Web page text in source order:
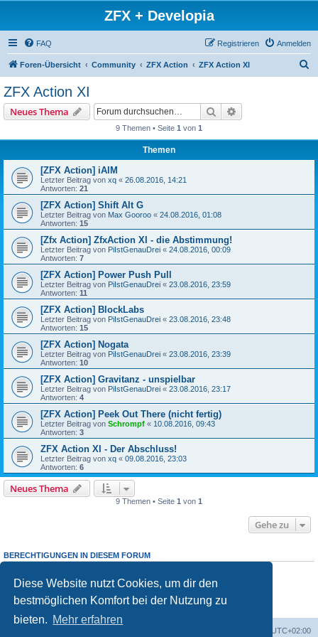
Diese Website nutzt Cookies, um dir den
bestmöglichen Komfort bei der Nutzung zu
bieten. Mehr erfahren
ZFX + Developia
FAQ Anmelden
Registrieren
Foren-Übersicht Community ZFX Action ZFX Action XI
ZFX Action XI
Neues Thema Suche
9 Themen • Seite 1 von 1
Themen
[ZFX Action] iAIM
Letzter Beitrag von xq « 26.08.2016, 14:21
Antworten: 21
[ZFX Action] Shift Alt G
Letzter Beitrag von Max Gooroo « 24.08.2016, 01:08
Antworten: 15
[Zfx Action] ZfxAction XI - die Abstimmung!
Letzter Beitrag von PiIstGenauDrei « 24.08.2016, 00:09
Antworten: 7
[ZFX Action] Power Push Pull
Letzter Beitrag von PiIstGenauDrei « 23.08.2016, 23:59
Antworten: 11
[ZFX Action] BlockLabs
Letzter Beitrag von PiIstGenauDrei « 23.08.2016, 23:48
Antworten: 15
[ZFX Action] Nogata
Letzter Beitrag von PiIstGenauDrei « 23.08.2016, 23:39
Antworten: 10
[ZFX Action] Gravitanz - unspielbar
Letzter Beitrag von PiIstGenauDrei « 23.08.2016, 23:17
Antworten: 4
[ZFX Action] Peek Out There (nicht fertig)
Letzter Beitrag von Schrompf « 10.08.2016, 09:43
Antworten: 3
ZFX Action XI - Der Abschluss!
Letzter Beitrag von xq « 09.08.2016, 23:03
Antworten: 6
Neues Thema
9 Themen • Seite 1 von 1
Gehe zu
BERECHTIGUNGEN IN DIESEM FORUM
Du darfst
keine Antworten zu Themen in diesem Forum erstellen.
Du darfst deine Beiträge in diesem Forumnichtändern.
Du darfst deine Beiträge in diesem Forum nicht löschen.
keine
UTC+02:00